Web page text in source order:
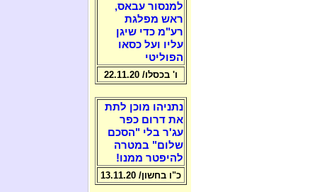
למנסור עבאס,
ראש מפלגת
רע"מ כדי שיגן
עליו ועל כסאו
הפוליטי
ו' בכסלו/ 22.11.20
נתניהו מוכן לתת
את דרום כפר
עג'ר בלי "הסכם
שלום" במטרה
להיפטר ממנו!
כ"ו בחשון/ 13.11.20